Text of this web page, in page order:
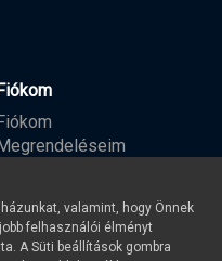
valamint, hogy Önnek
felhasználói élményt
A Süti beállítások gombra